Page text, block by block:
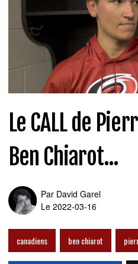
Le CALL de
Ben Chiarot...
Par David Garel
Le 2022-03-16
canadiens ben chiarot